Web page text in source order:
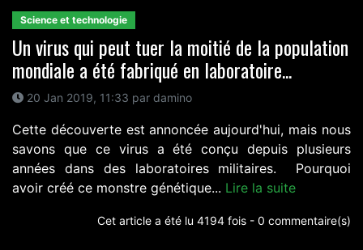
Science et technologie
Un virus qui peut tuer la moitié de la population
mondiale a été fabriqué en laboratoire...
20 Jan 2019, 11:33 par damino
Cette découverte est annoncée aujourd'hui, mais nous
savons que ce virus a été conçu depuis plusieurs
années dans des laboratoires militaires. Pourquoi
avoir créé ce monstre génétique... Lire la suite
Cet article a été lu 4194 fois - 0 commentaire(s)